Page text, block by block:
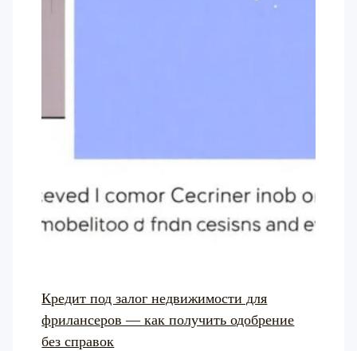
Кредит под залог недвижимости для
фрилансеров — как получить одобрение
без справок